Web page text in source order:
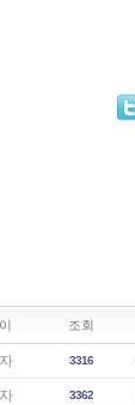
조회
3316
3362